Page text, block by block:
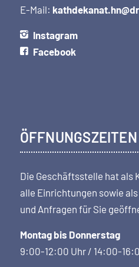
E-Mail:
Instagram
Facebook
ÖFFNUNGSZEITEN
Die Geschäftsstelle hat als
alle Einrichtungen sowie
und Anfragen für Sie
Montag bis Donnerstag
9:00-12:00 Uhr / 14:00-